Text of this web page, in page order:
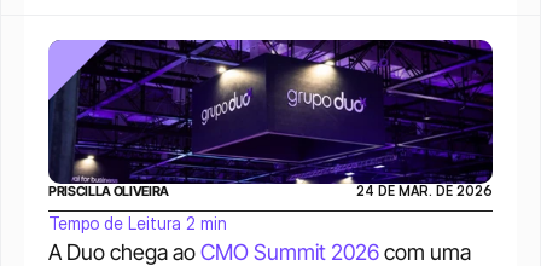
A Duo chega ao CMO Summit 2026 com uma
PRISCILLA OLIVEIRA 24 DE MAR. DE 2026
Tempo de Leitura 2 min